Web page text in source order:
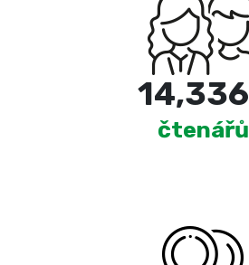
15,000
čtenářů